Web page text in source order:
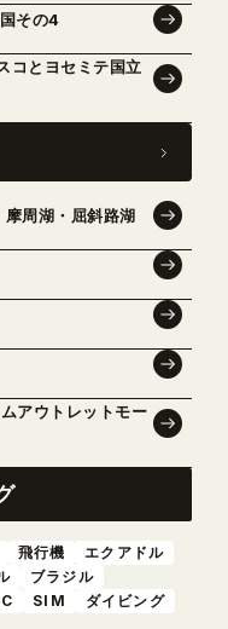
その4
とヨセミテ国立
周湖・屈斜路湖
アウトレットモー
飛行機
エクアドル
ブラジル
SIM ダイビング